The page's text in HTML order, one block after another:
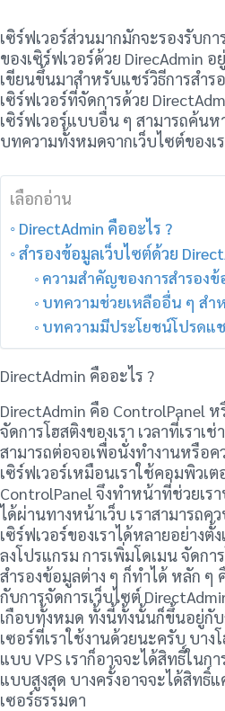
เซิร์ฟเวอร์ส่วนมากมักจะรองรับก
ของเซิร์ฟเวอร์ด้วย DirecAdmin
เขียนขึ้นมาสำหรับแชร์วิธีการสำร
เซิร์ฟเวอร์ที่จัดการด้วย
เซิร์ฟเวอร์แบบอื่น ๆ สามารถค้น
บทความทั้งหมดจากเว็บไซต์ของเ
เลือกอ่าน
DirectAdmin คืออะไร ?
สำรองข้อมูลเว็บไซต์ด้วย
ความสำคัญของการสำรองข้
บทความช่วยเหลืออื่น ๆ สำ
บทความมีประโยชน์โปรดแ
DirectAdmin คืออะไร ?
DirectAdmin คือ ControlPanel
จัดการโฮสติงของเรา เวลาที่เราเช่
สามารถต่อจอเพื่อนั่งทำงานหรือค
เซิร์ฟเวอร์เหมือนเราใช้คอมพิวเ
ControlPanel จึงทำหน้าที่ช่วยเร
ได้ผ่านทางหน้าเว็บ เราสามารถค
เซิร์ฟเวอร์ของเราได้หลายอย่างตั้
ลงโปรแกรม การเพิ่มโดเมน จัดกา
สำรองข้อมูลต่าง ๆ ก็ทำได้ หลัก ๆ
กับการจัดการเว็บไซต์
เกือบทั้งหมด ทั้งนี้ทั้งนั้นก็ขึ้นอยู่กั
เซอร์ที่เราใช้งานด้วยนะครับ บางโ
แบบ VPS เราก็อาจจะได้สิทธิ์ในกา
แบบสูงสุด บางครั้งอาจจะได้สิทธิ์
เซอร์ธรรมดา